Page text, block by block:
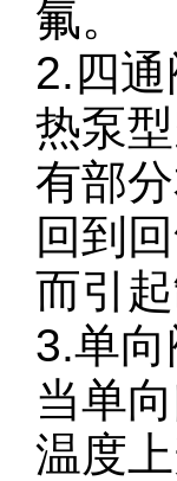
氟。
2.四通
热泵
有部
回到
而引
3.单
当单
温度